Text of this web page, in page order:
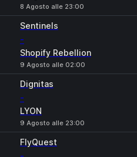
8 Agosto alle 23:00
Sentinels
-
Shopify Rebellion
9 Agosto alle 02:00
Dignitas
-
LYON
9 Agosto alle 23:00
FlyQuest